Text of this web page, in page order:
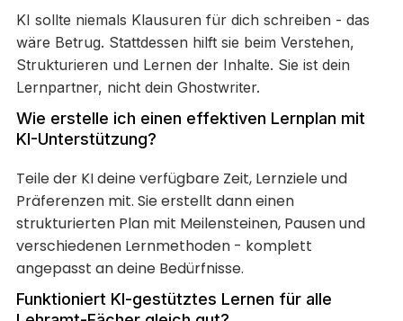
KI sollte niemals Klausuren für dich schreiben - das
wäre Betrug. Stattdessen hilft sie beim Verstehen,
Strukturieren und Lernen der Inhalte. Sie ist dein
Lernpartner, nicht dein Ghostwriter.
Wie erstelle ich einen effektiven Lernplan mit
KI-Unterstützung?
Teile der KI deine verfügbare Zeit, Lernziele und
Präferenzen mit. Sie erstellt dann einen
strukturierten Plan mit Meilensteinen, Pausen und
verschiedenen Lernmethoden - komplett
angepasst an deine Bedürfnisse.
Funktioniert KI-gestütztes Lernen für alle